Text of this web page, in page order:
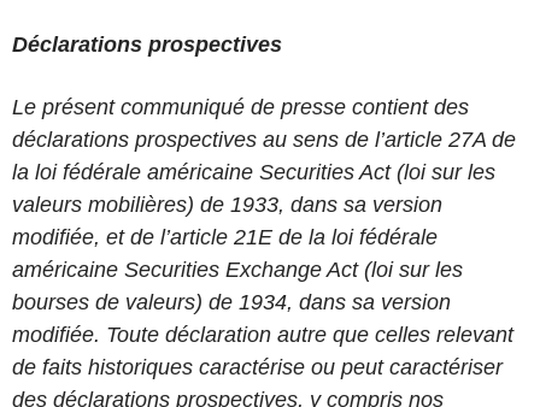
Déclarations prospectives
Le présent communiqué de presse contient des
déclarations prospectives au sens de l’article 27A de
la loi fédérale américaine Securities Act (loi sur les
valeurs mobilières) de 1933, dans sa version
modifiée, et de l’article 21E de la loi fédérale
américaine Securities Exchange Act (loi sur les
bourses de valeurs) de 1934, dans sa version
modifiée. Toute déclaration autre que celles relevant
de faits historiques caractérise ou peut caractériser
des déclarations prospectives, y compris nos